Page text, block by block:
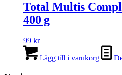
Total Multis
400 g
99 kr
Lägg till i varukorg